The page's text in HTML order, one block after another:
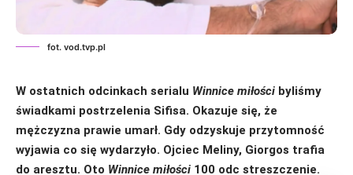
fot. vod.tvp.pl
W ostatnich odcinkach serialu Winnice miłości byliśmy
świadkami postrzelenia Sifisa. Okazuje się, że
mężczyzna prawie umarł. Gdy odzyskuje przytomność
wyjawia co się wydarzyło. Ojciec Meliny, Giorgos trafia
do aresztu. Oto Winnice miłości 100 odc streszczenie.